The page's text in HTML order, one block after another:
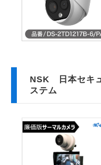
NSK 日本セキ
ステム